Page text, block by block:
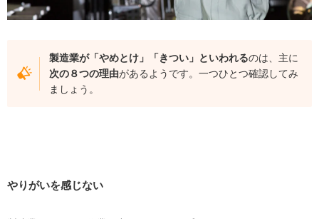
頑張りでキャリアアップを目指せる
製造業で働くのに向いている方の特徴
未経験から稼ぎたい方
こんな製造業会社はやめとけ？将来性のない会社とは
製造業が「やめとけ」「きつい」といわれるのは、主に
次の８つの理由があるようです。一つひとつ確認してみ
ましょう。
やりがいを感じない